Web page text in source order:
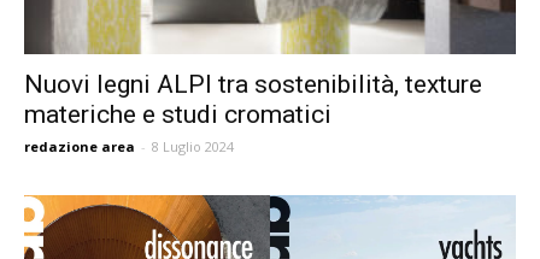
Nuovi legni ALPI tra sostenibilità, texture
materiche e studi cromatici
redazione area - 8 Luglio 2024